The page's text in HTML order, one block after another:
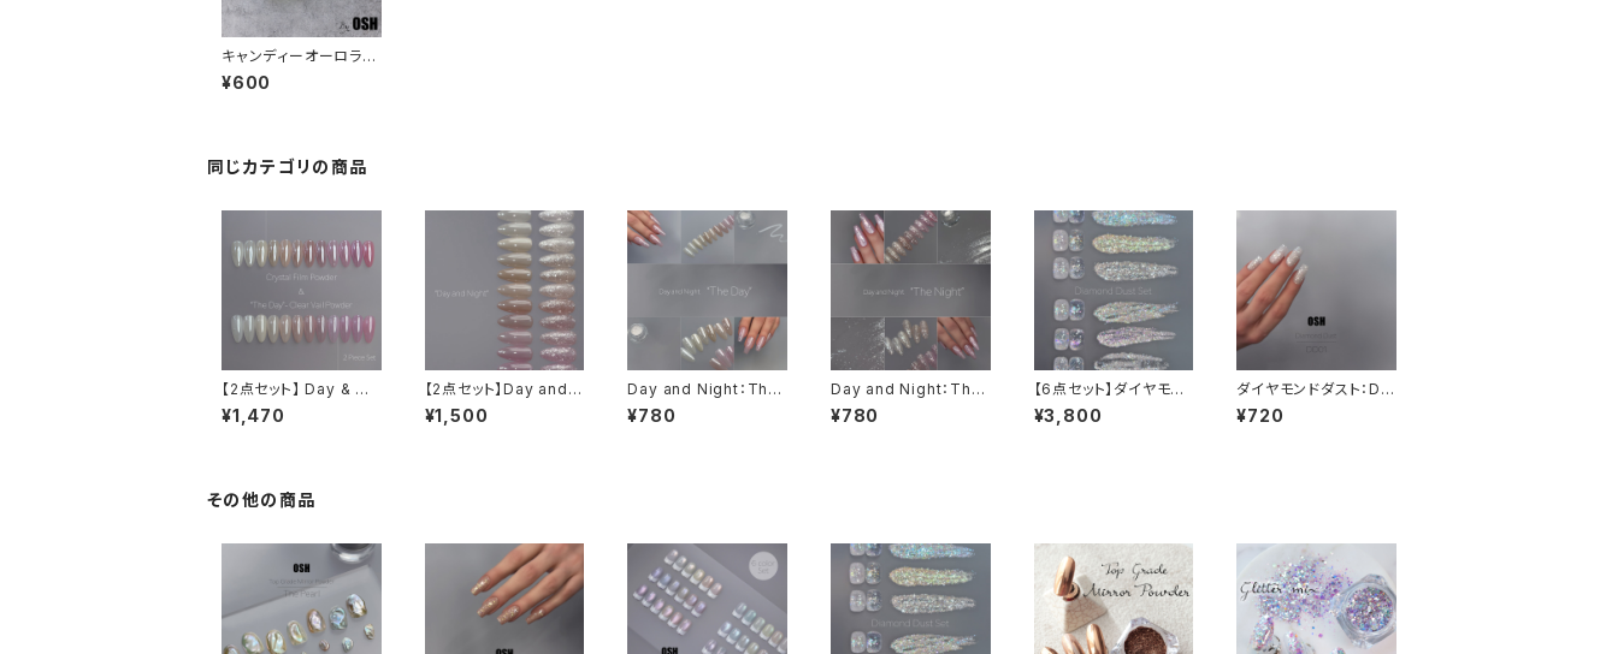
キャンディーオーロラフ
レークパウダー：ミント
グリーン
¥600
同じカテゴリの商品
【2点セット】 Day & ク
リスタルフィルムパウダ
ー【限定】
¥1,470
【2点セット】Day and
Night set
¥1,500
Day and Night：The
Day - Clear Veil Po
wder
¥780
Day and Night：The
Night - Jewel Glitte
r Flake
¥780
【6点セット】ダイヤモン
ドダストシリーズ & Glit
ter hour：01:00am
¥3,800
ダイヤモンドダスト：DD
01(ホワイト系)
¥720
その他の商品